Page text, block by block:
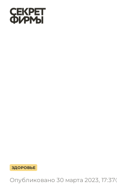
ЗДОРОВЬЕ
Опубликовано 30 марта 2023, 17:37